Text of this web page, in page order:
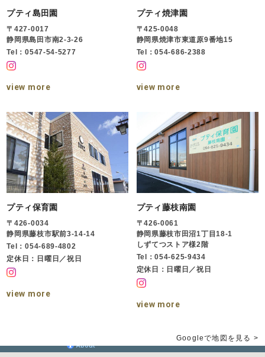
プティ島田園
〒427-0017
静岡県島田市南2-3-26
Tel：0547-54-5277
view more
プティ焼津園
〒425-0048
静岡県焼津市東道原9番地15
Tel：054-686-2388
view more
プティ保育園
〒426-0034
静岡県藤枝市駅前3-14-14
Tel：054-689-4802
定休日：日曜日／祝日
view more
プティ藤枝南園
〒426-0061
静岡県藤枝市田沼1丁目18-1
しずてつストア様2階
Tel：054-625-9434
定休日：日曜日／祝日
view more
Googleで地図を見る >